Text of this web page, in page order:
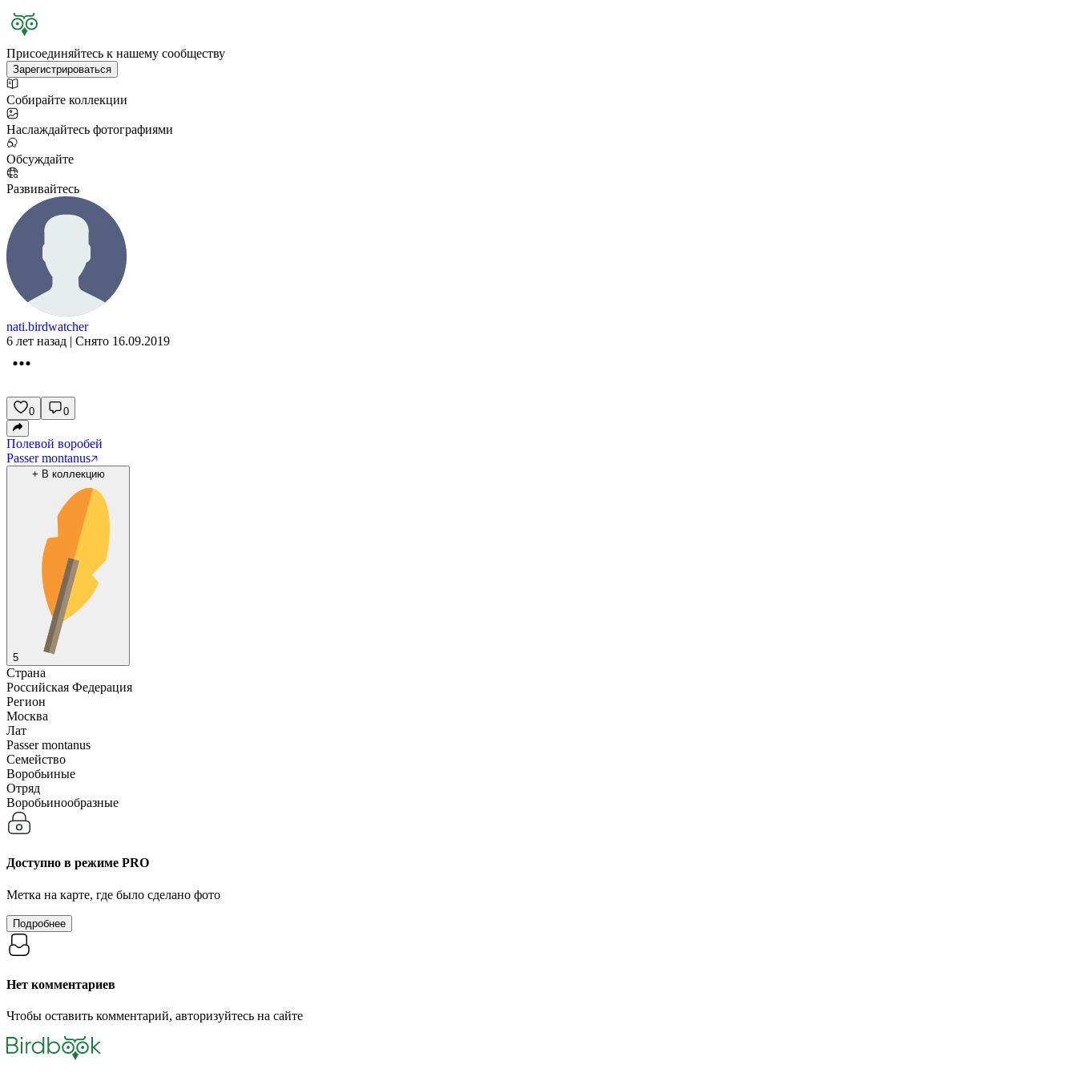
Присоединяйтесь к нашему сообществу
Зарегистрироваться
Собирайте коллекции
Наслаждайтесь фотографиями
Обсуждайте
Развивайтесь
nati.birdwatcher
6 лет назад | Снято 16.09.2019
0 0
Полевой воробей
Passer montanus
+ В коллекцию
5
Страна
Российская Федерация
Регион
Москва
Лат
Passer montanus
Семейство
Воробьиные
Отряд
Воробьинообразные
Доступно в режиме PRO
Метка на карте, где было сделано фото
Подробнее
Нет комментариев
Чтобы оставить комментарий, авторизуйтесь на сайте